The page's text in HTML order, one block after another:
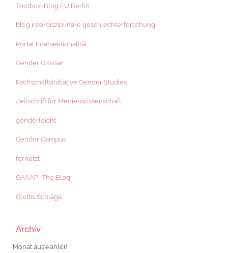
Toolbox-Blog FU Berlin
blog interdisziplinäre geschlechterforschung
Portal Intersektionalität
Gender Glossar
Fachschaftsinitiative Gender Studies
Zeitschrift für Medienwissenschaft
genderleicht
Gender Campus
fernetzt
GAAAP_The Blog
Glottis Schläge
Archiv
Archiv